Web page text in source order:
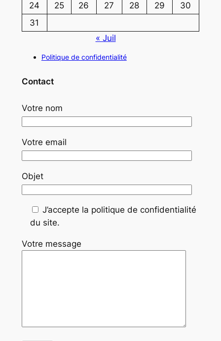
24
25 26 27 28 29
30
31
« Juil
Politique de confidentialité
Contact
Votre nom
Votre email
Objet
J’accepte la politique de confidentialité
du site.
Votre message